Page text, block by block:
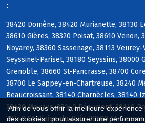
Afin de vous offrir la meilleure expérience
des cookies : pour assurer une
:
38420 Domène, 38420 Murianette, 38130
38610 Gières, 38320 Poisat, 38610 Venon,
Noyarey, 38360 Sassenage, 38113 Veurey-
Seyssinet-Pariset, 38180 Seyssins, 38000
Grenoble, 38660 St-Pancrasse, 38700
38700 Le Sappey-en-Chartreuse, 38240
Beaucroissant, 38140 Charnècles, 38140
38430 Moirans, 38140 Réaumont, 38140
38140 St-Blaise-du-Buis, 38500 St-Cassien